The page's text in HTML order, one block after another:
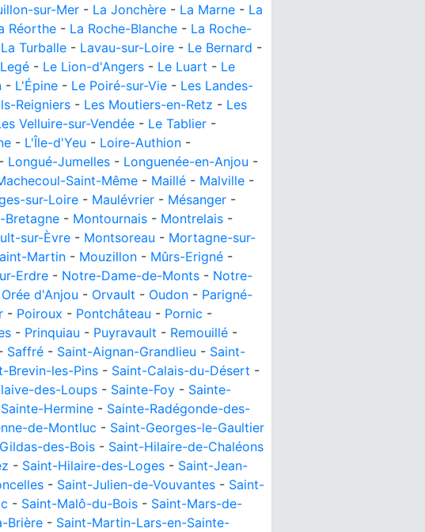
sur-Mer - La Jonchère - La Marne - La
Réorthe - La Roche-Blanche - La Roche-
La Turballe - Lavau-sur-Loire - Le Bernard -
Legé - Le Lion-d'Angers - Le Luart - Le
- L'Épine - Le Poiré-sur-Vie - Les Landes-
Reigniers - Les Moutiers-en-Retz - Les
Velluire-sur-Vendée - Le Tablier -
- L'Île-d'Yeu - Loire-Authion -
Longué-Jumelles - Longuenée-en-Anjou -
Saint-Même - Maillé - Malville -
sur-Loire - Maulévrier - Mésanger -
- Montournais - Montrelais -
sur-Èvre - Montsoreau - Mortagne-sur-
Martin - Mouzillon - Mûrs-Erigné -
Erdre - Notre-Dame-de-Monts - Notre-
Orée d'Anjou - Orvault - Oudon - Parigné-
- Poiroux - Pontchâteau - Pornic -
- Prinquiau - Puyravault - Remouillé -
Saffré - Saint-Aignan-Grandlieu - Saint-
Brevin-les-Pins - Saint-Calais-du-Désert -
des-Loups - Sainte-Foy - Sainte-
Sainte-Hermine - Sainte-Radégonde-des-
de-Montluc - Saint-Georges-le-Gaultier
des-Bois - Saint-Hilaire-de-Chaléons
- Saint-Hilaire-des-Loges - Saint-Jean-
- Saint-Julien-de-Vouvantes - Saint-
- Saint-Malô-du-Bois - Saint-Mars-de-
Brière - Saint-Martin-Lars-en-Sainte-